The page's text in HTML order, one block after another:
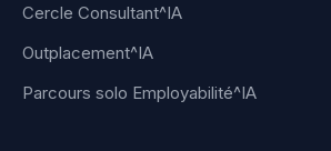
Cercle Consultant^IA
Outplacement^IA
Parcours solo Employabilité^IA